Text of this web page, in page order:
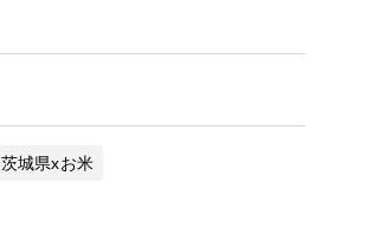
茨城県xお米